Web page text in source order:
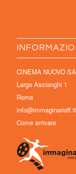
CINEMA NUOVO
Largo Ascianghi 1
Roma
info@immaginariaff.it
Come arrivare